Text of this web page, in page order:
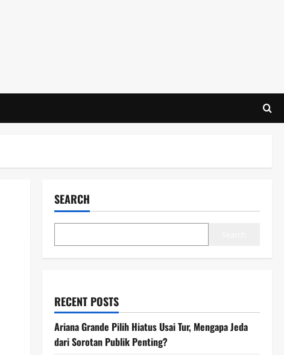
SEARCH
RECENT POSTS
Ariana Grande Pilih Hiatus Usai Tur, Mengapa Jeda
dari Sorotan Publik Penting?